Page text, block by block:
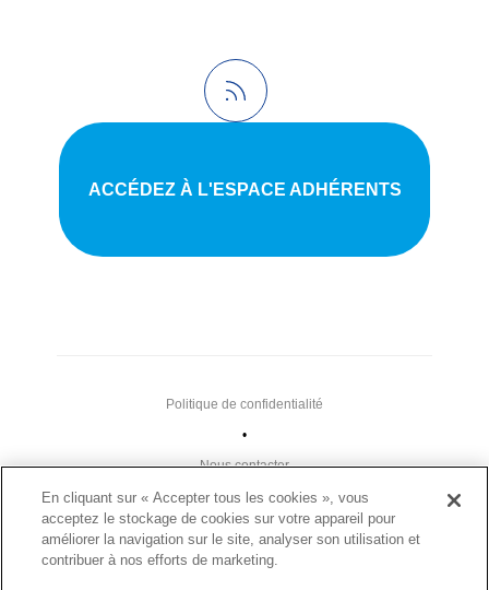
ACCÉDEZ À L'ESPACE ADHÉRENTS
•
Liens utiles
Nous contacter
•
Politique de confidentialité
En cliquant sur « Accepter tous les cookies », vous
acceptez le stockage de cookies sur votre appareil pour
améliorer la navigation sur le site, analyser son utilisation et
contribuer à nos efforts de marketing.